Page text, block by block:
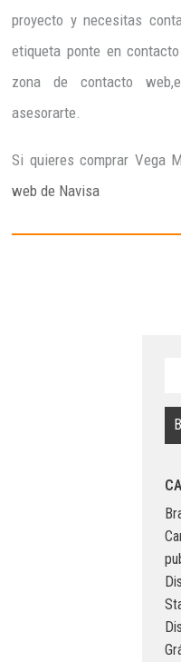
proyecto y necesitas
etiqueta ponte en
zona de contacto
asesorarte.
Si quieres comprar Vega
web de Navisa